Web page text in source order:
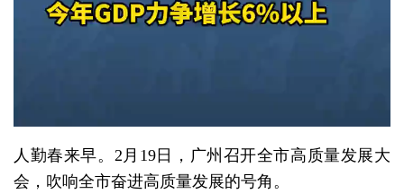
人勤春来早。2月19日，广州召开全市高质量发展大
会，吹响全市奋进高质量发展的号角。